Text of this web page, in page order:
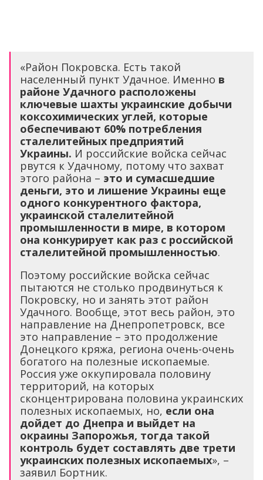
«Район Покровска. Есть такой
населенный пункт Удачное. Именно в
районе Удачного расположены
ключевые шахты украинские добычи
коксохимических углей, которые
обеспечивают 60% потребления
сталелитейных предприятий
Украины. И российские войска сейчас
рвутся к Удачному, потому что захват
этого района – это и сумасшедшие
деньги, это и лишение Украины еще
одного конкурентного фактора,
украинской сталелитейной
промышленности в мире, в котором
она конкурирует как раз с российской
сталелитейной промышленностью.
Поэтому российские войска сейчас
пытаются не столько продвинуться к
Покровску, но и занять этот район
Удачного. Вообще, этот весь район, это
направление на Днепропетровск, все
это направление – это продолжение
Донецкого кряжа, региона очень-очень
богатого на полезные ископаемые.
Россия уже оккупировала половину
территорий, на которых
сконцентрирована половина украинских
полезных ископаемых, но, если она
дойдет до Днепра и выйдет на
окраины Запорожья, тогда такой
контроль будет составлять две трети
украинских полезных ископаемых», –
заявил Бортник.